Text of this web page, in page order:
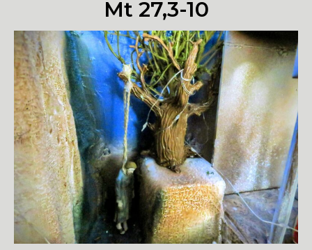
Mt 27,3-10